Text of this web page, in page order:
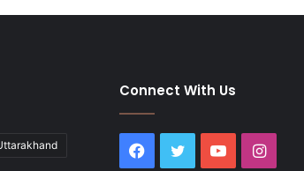
Connect With Us
Facebook
Twitter YouTube